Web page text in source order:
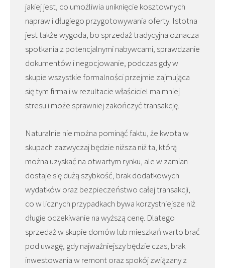
jakiej jest, co umożliwia uniknięcie kosztownych
napraw i długiego przygotowywania oferty. Istotna
jest także wygoda, bo sprzedaż tradycyjna oznacza
spotkania z potencjalnymi nabywcami, sprawdzanie
dokumentów i negocjowanie, podczas gdy w
skupie wszystkie formalności przejmie zajmująca
się tym firma i w rezultacie właściciel ma mniej
stresu i może sprawniej zakończyć transakcję.
Naturalnie nie można pominąć faktu, że kwota w
skupach zazwyczaj będzie niższa niż ta, którą
można uzyskać na otwartym rynku, ale w zamian
dostaje się dużą szybkość, brak dodatkowych
wydatków oraz bezpieczeństwo całej transakcji,
co w licznych przypadkach bywa korzystniejsze niż
długie oczekiwanie na wyższą cenę. Dlatego
sprzedaż w skupie domów lub mieszkań warto brać
pod uwagę, gdy najważniejszy będzie czas, brak
inwestowania w remont oraz spokój związany z